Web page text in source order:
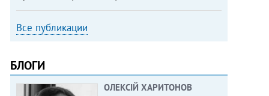
Все публикации
БЛОГИ
ОЛЕКСІЙ ХАРИТОНОВ